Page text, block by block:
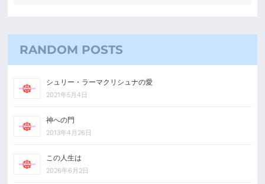
RANDOM POSTS
シュリー・ラーマクリシュナの愛
2021年5月4日
神への門
2013年4月26日
この人生は
2026年6月2日